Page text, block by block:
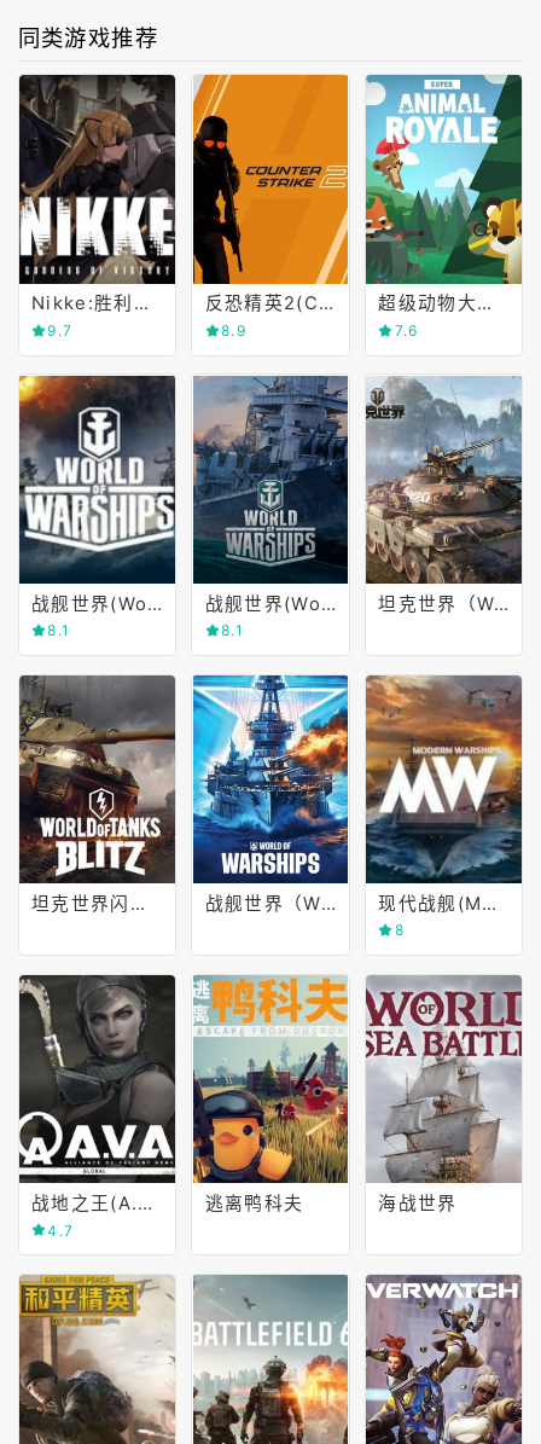
同类游戏推荐
Nikke:胜利女神(GODDESS OF VICTORY)
9.7
反恐精英2(CS 2)
8.9
超级动物大逃杀(Super Animal Royale)
7.6
战舰世界(World of Warships)
8.1
战舰世界(World of Warships)
8.1
坦克世界（World of Tanks）
坦克世界闪电战（World of Tanks Blitz） 战舰世界（World of Warships） 现代战舰(MODERN WARSHIPS)
8
战地之王(A.V.A.: Alliance of Valiant Arms)
4.7
逃离鸭科夫 海战世界